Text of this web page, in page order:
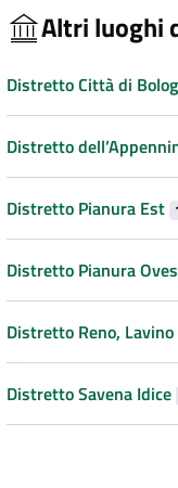
Altri luoghi
Distretto Città di
Distretto
Distretto Pianura Est
Distretto Pianura
Distretto Reno, Lavino
Distretto Savena Idice